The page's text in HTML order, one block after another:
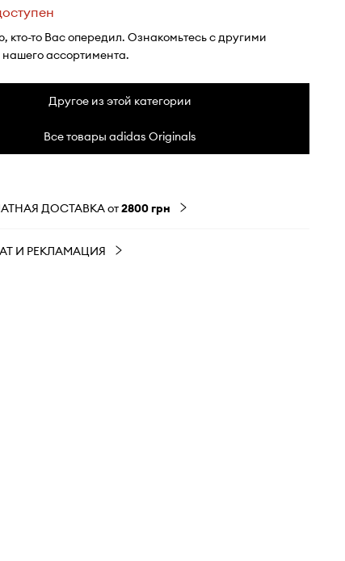
кто-то Вас опередил. Ознакомьтесь с другими
ассортимента.
Другое из этой категории
Все товары adidas Originals
ДОСТАВКА от2800 грн
И РЕКЛАМАЦИЯ